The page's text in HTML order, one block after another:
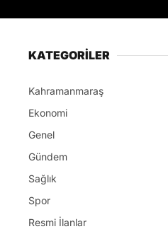
KATEGORİLER
Kahramanmaraş
Ekonomi
Genel
Gündem
Sağlık
Spor
Resmi İlanlar